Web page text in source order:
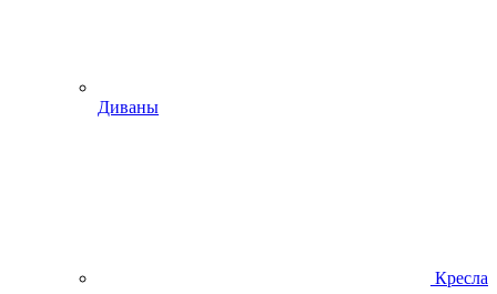
Диваны
Кресла